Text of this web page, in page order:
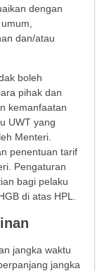
dengan
dan/atau
boleh
pihak dan
kemanfaatan
UWT yang
Menteri.
penentuan tarif
Pengaturan
bagi pelaku
di atas HPL.
jangka waktu
jangka